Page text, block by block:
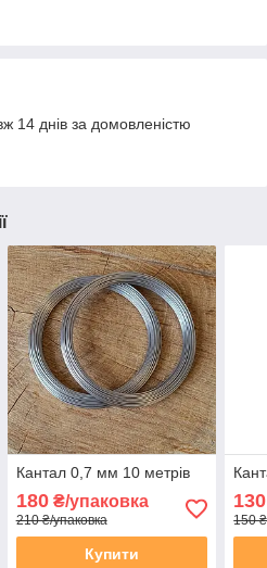
14 днів за домовленістю
Кантал 0,7 мм 10 метрів
180₴/упаковка
210 ₴/упаковка
Купити
130
150